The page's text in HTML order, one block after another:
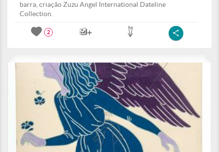
barra, criação Zuzu Angel International Dateline
Collection.
2